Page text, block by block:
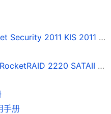
eRaySecure Kaspersky Internet Security 2011 KIS 2011 使用手册
HighPoint Technologies, Inc. RocketRAID 2220 SATAII 磁碟陣列卡 使用手冊
手册